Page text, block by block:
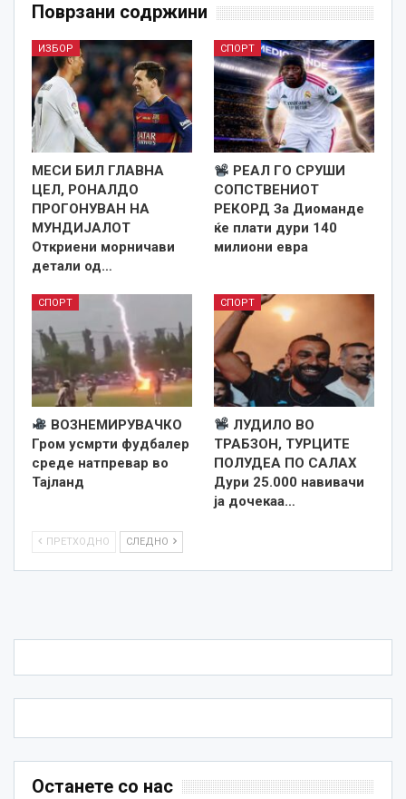
Поврзани содржини
ИЗБОР
МЕСИ БИЛ ГЛАВНА
ЦЕЛ, РОНАЛДО
ПРОГОНУВАН НА
МУНДИЈАЛОТ
Откриени морничави
детали од…
СПОРТ
РЕАЛ ГО СРУШИ
СОПСТВЕНИОТ
РЕКОРД За Диоманде
ќе плати дури 140
милиони евра
СПОРТ
ВОЗНЕМИРУВАЧКО
Гром усмрти фудбалер
среде натпревар во
Тајланд
СПОРТ
ЛУДИЛО ВО
ТРАБЗОН, ТУРЦИТЕ
ПОЛУДЕА ПО САЛАХ
Дури 25.000 навивачи
ја дочекаа…
ПРЕТХОДНО СЛЕДНО
Останете со нас